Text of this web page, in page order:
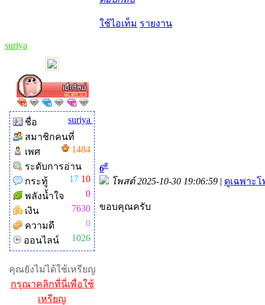
ใช้ไอเท็ม รายงาน
suriya
ชื่อ
suriya
สมาชิกคนที่
1484
เพศ
ระดับการอ่าน
10
กระทู้
17
พลังน้ำใจ
0
เงิน
7630
ความดี
0
ออนไลน์
1026
คุณยังไม่ได้ใช้เหรียญ
กรุณาคลิกที่นี่เพื่อใช้
เหรียญ
6#
โพสต์ 2025-10-30 19:06:59 | ดูเฉพาะ
ขอบคุณครับ